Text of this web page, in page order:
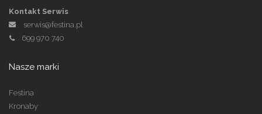
Kontakt Serwis
serwis@festina.pl
699 970 740
Nasze marki
Festina
Kronaby